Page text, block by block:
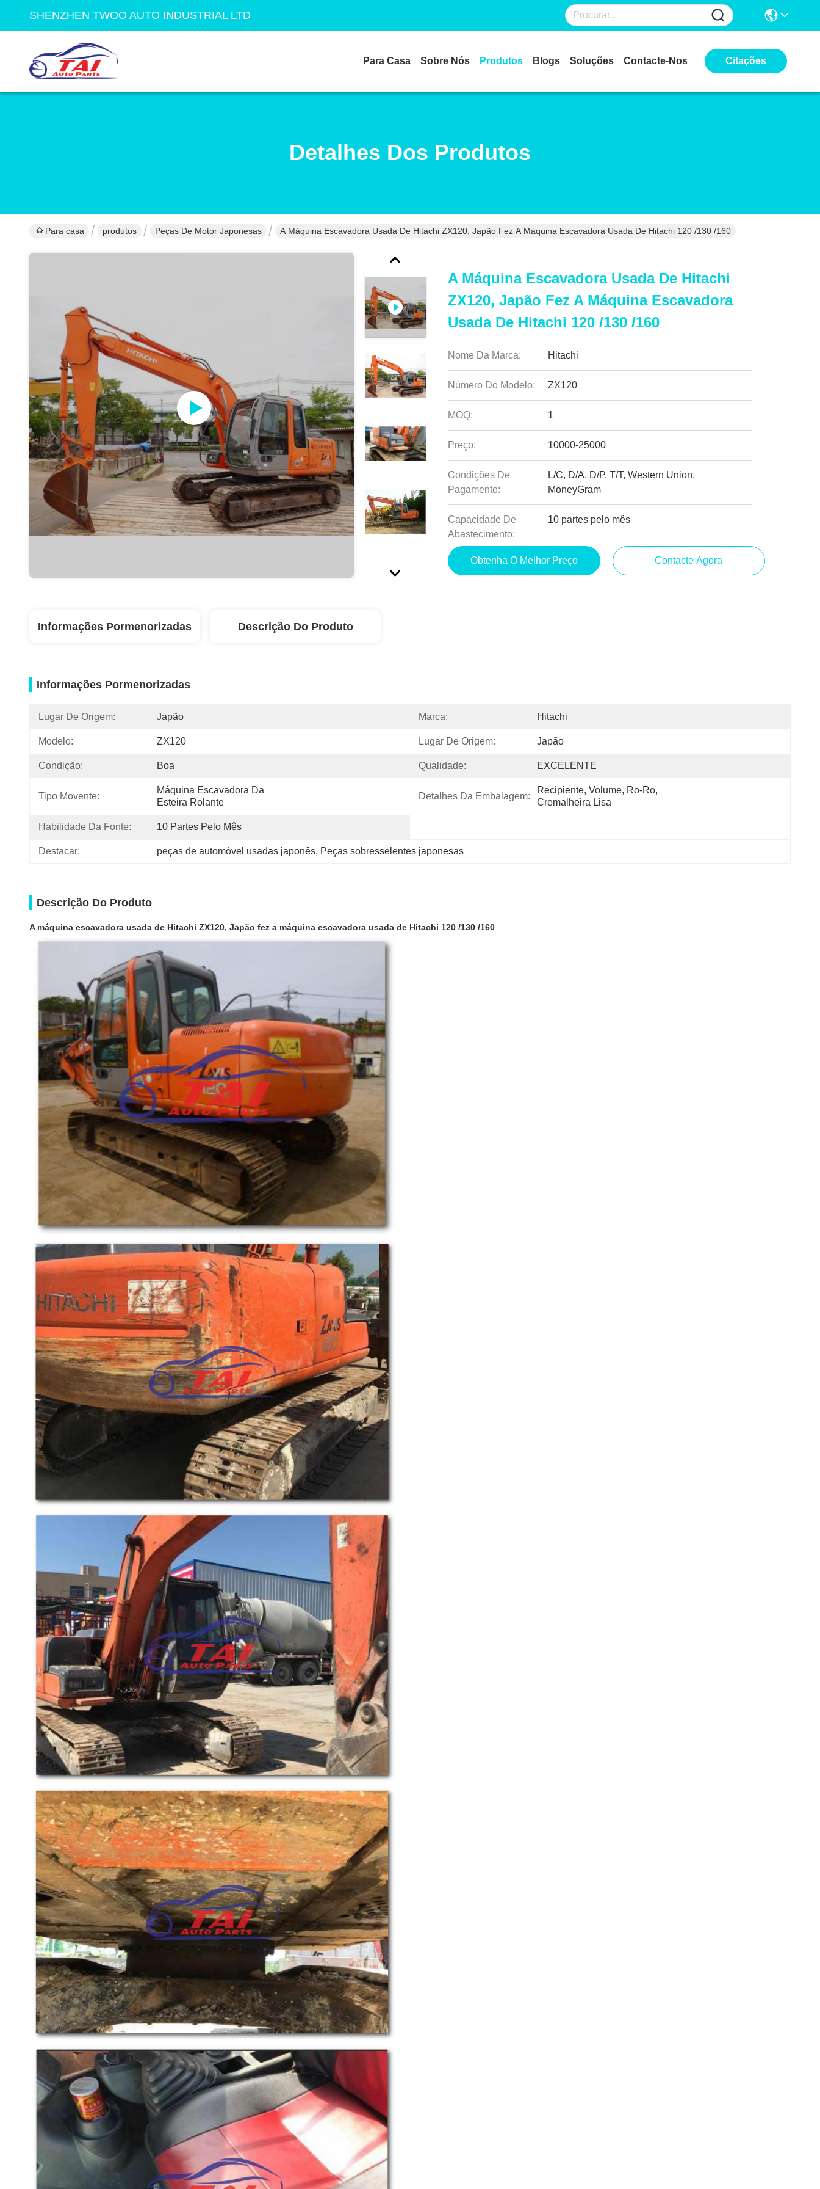
SHENZHEN TWOO AUTO INDUSTRIAL LTD
Para Casa Sobre Nós Produtos Blogs Soluções Contacte-Nos Citações
Detalhes Dos Produtos
Para casa produtos Peças De Motor Japonesas A Máquina Escavadora Usada De Hitachi ZX120, Japão Fez A Máquina Escavadora Usada De Hitachi 120 /130 /160
A Máquina Escavadora Usada De Hitachi
ZX120, Japão Fez A Máquina Escavadora
Usada De Hitachi 120 /130 /160
Nome Da Marca: Hitachi
Número Do Modelo: ZX120
MOQ: 1
Preço: 10000-25000
Condições De
Pagamento:
L/C, D/A, D/P, T/T, Western Union,
MoneyGram
Capacidade De
Abastecimento:
10 partes pelo mês
Obtenha O Melhor Preço Contacte Agora
Informações Pormenorizadas Descrição Do Produto
Informações Pormenorizadas
Lugar De Origem: Japão Marca: Hitachi
Modelo: ZX120 Lugar De Origem: Japão
Condição: Boa Qualidade: EXCELENTE
Tipo Movente:
Máquina Escavadora Da
Esteira Rolante
Detalhes Da Embalagem:
Recipiente, Volume, Ro-Ro,
Cremalheira Lisa
Habilidade Da Fonte: 10 Partes Pelo Mês
Destacar: peças de automóvel usadas japonês, Peças sobresselentes japonesas
Descrição Do Produto
A máquina escavadora usada de Hitachi ZX120, Japão fez a máquina escavadora usada de Hitachi 120 /130 /160